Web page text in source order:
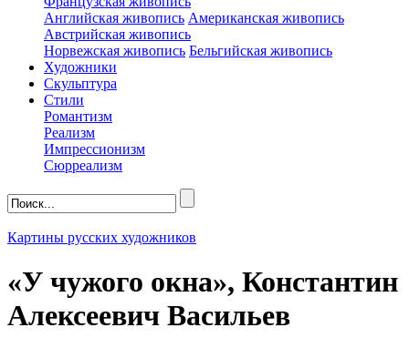
Английская живопись Американская живопись
Австрийская живопись
Норвежская живопись Бельгийская живопись
Художники
Скульптура
Стили
Романтизм
Реализм
Импрессионизм
Сюрреализм
Картины русских художников
«У чужого окна», Константин
Алексеевич Васильев